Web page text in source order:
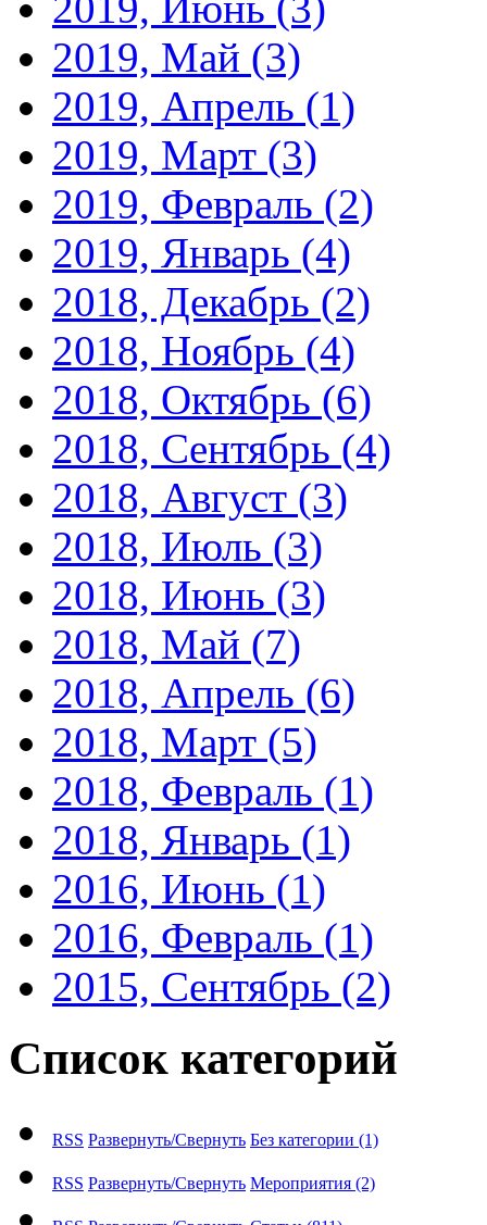
2019, Май (3)
2019, Апрель (1)
2019, Март (3)
2019, Февраль (2)
2019, Январь (4)
2018, Декабрь (2)
2018, Ноябрь (4)
2018, Октябрь (6)
2018, Сентябрь (4)
2018, Август (3)
2018, Июль (3)
2018, Июнь (3)
2018, Май (7)
2018, Апрель (6)
2018, Март (5)
2018, Февраль (1)
2018, Январь (1)
2016, Июнь (1)
2016, Февраль (1)
2015, Сентябрь (2)
Список категорий
RSS Развернуть/Свернуть Без категории (1)
RSS Развернуть/Свернуть Мероприятия (2)